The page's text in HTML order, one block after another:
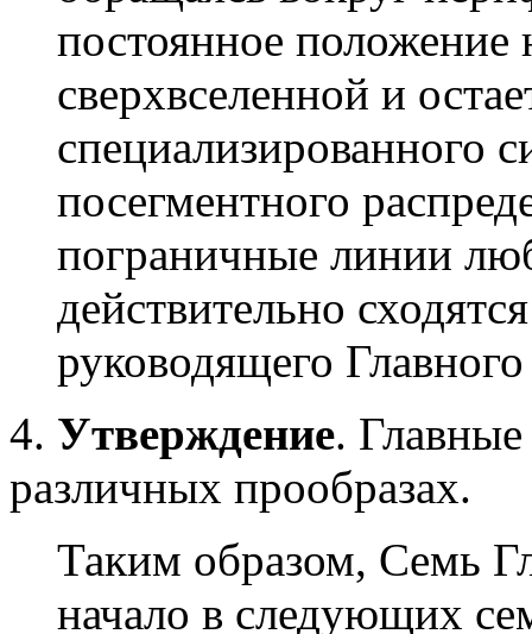
постоянное положение
сверхвселенной и
специализированного
посегментного
пограничные линии
действительно
руководящего
4. Утверждение.
различных прообразах.
Таким образом, Семь
начало в следующих